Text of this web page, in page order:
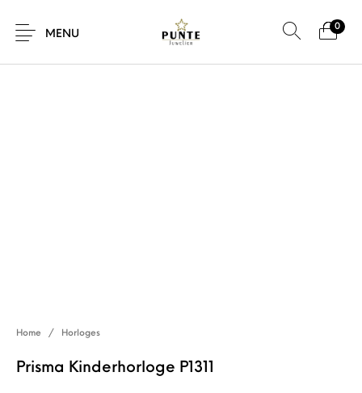
MENU
0
SALE!
Home / Horloges
Prisma Kinderhorloge P1311